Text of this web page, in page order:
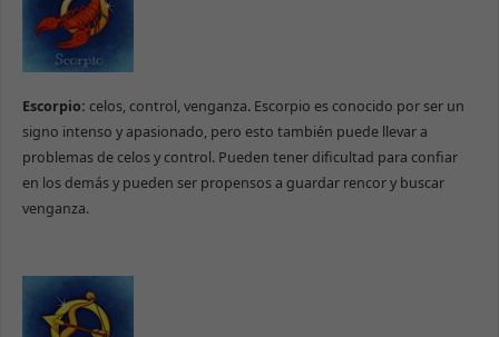
Escorpio: celos, control, venganza. Escorpio es conocido por ser un
signo intenso y apasionado, pero esto también puede llevar a
problemas de celos y control. Pueden tener dificultad para confiar
en los demás y pueden ser propensos a guardar rencor y buscar
venganza.